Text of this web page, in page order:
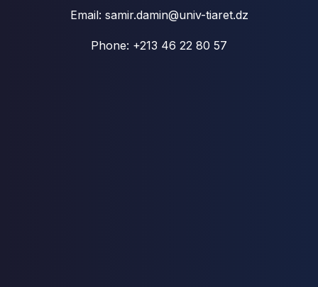
Email: samir.damin@univ-tiaret.dz
Phone: +213 46 22 80 57